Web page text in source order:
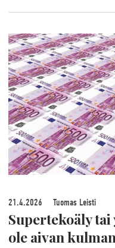
21.4.2026 Tuomas Leisti
Supertekoäly
ole aivan